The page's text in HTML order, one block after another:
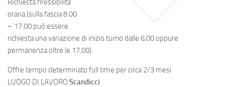
Richiesta flressibilità
oraria (sulla fascia 8.00
– 17.00 può essere
richiesta una variazione di inizio turno dalle 6,00 oppure
permanenza oltre le 17,00).
Offre tempo determinato full time per circa 2/3 mesi
LUOGO DI LAVORO Scandicci